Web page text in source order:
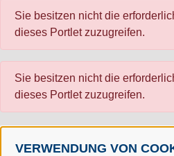
VERWENDUNG VON
Sie besitzen nicht die
dieses Portlet zuzugreifen.
Sie besitzen nicht die
dieses Portlet zuzugreifen.